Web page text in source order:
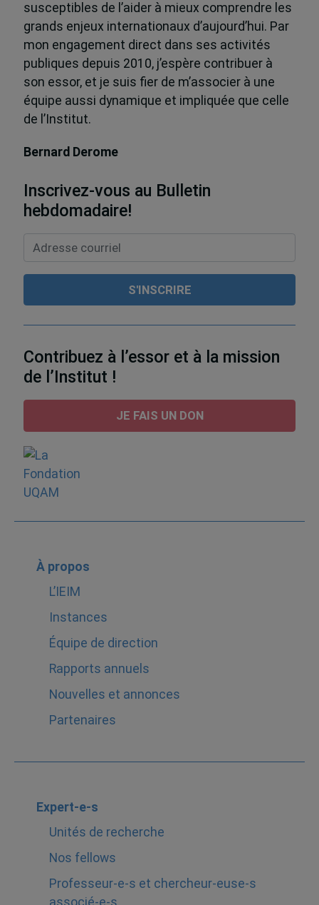
susceptibles de l’aider à mieux comprendre les
grands enjeux internationaux d’aujourd’hui. Par
mon engagement direct dans ses activités
publiques depuis 2010, j’espère contribuer à
son essor, et je suis fier de m’associer à une
équipe aussi dynamique et impliquée que celle
de l’Institut.
Bernard Derome
Inscrivez-vous au Bulletin
hebdomadaire!
Contribuez à l’essor et à la mission
de l’Institut !
JE FAIS UN DON
À propos
L’IEIM
Instances
Équipe de direction
Rapports annuels
Nouvelles et annonces
Partenaires
Expert-e-s
Unités de recherche
Nos fellows
Professeur-e-s et chercheur-euse-s
associé-e-s